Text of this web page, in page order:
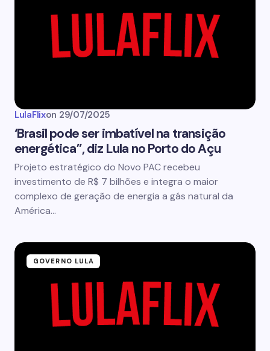
LulaFlixon 29/07/2025
‘Brasil pode ser imbatível na transição
energética”, diz Lula no Porto do Açu
Projeto estratégico do Novo PAC recebeu
investimento de R$ 7 bilhões e integra o maior
complexo de geração de energia a gás natural da
América…
GOVERNO LULA